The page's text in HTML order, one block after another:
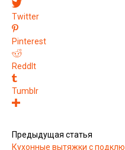
Twitter
Pinterest
ReddIt
Tumblr
Предыдущая статья
Кухонные вытяжки с